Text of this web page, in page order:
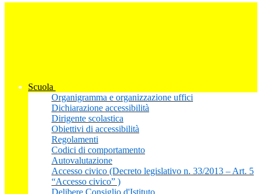
Scuola
Organigramma e organizzazione uffici
Dichiarazione accessibilità
Dirigente scolastica
Obiettivi di accessibilità
Regolamenti
Codici di comportamento
Autovalutazione
Accesso civico (Decreto legislativo n. 33/2013 – Art. 5
“Accesso civico” )